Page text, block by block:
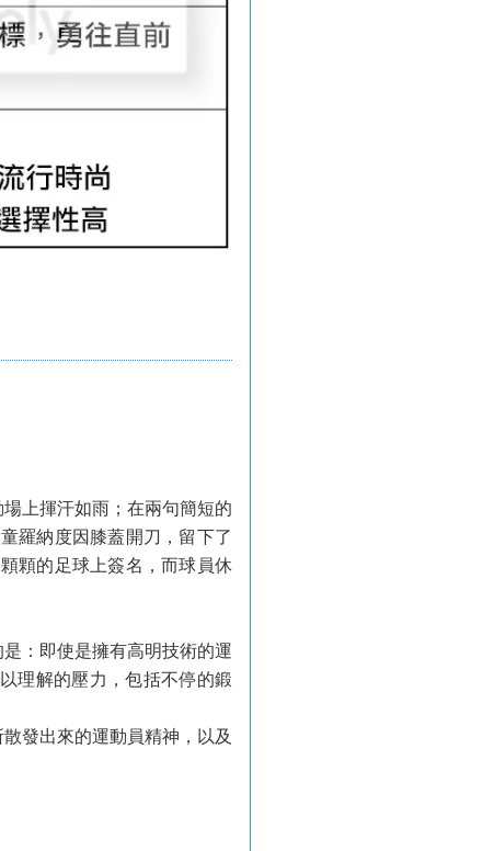
上揮汗如雨；在兩句簡短的
羅納度因膝蓋開刀，留下了
顆的足球上簽名，而球員休
：即使是擁有高明技術的運
理解的壓力，包括不停的鍛
發出來的運動員精神，以及